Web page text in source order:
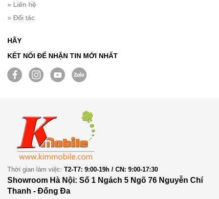
» Liên hệ
» Đối tác
HÃY
KẾT NỐI ĐỂ NHẬN TIN MỚI NHẤT
Thời gian làm việc: T2-T7: 9:00-19h / CN: 9:00-17:30
Showroom Hà Nội: Số 1 Ngách 5 Ngõ 76 Nguyễn Chí
Thanh - Đống Đa